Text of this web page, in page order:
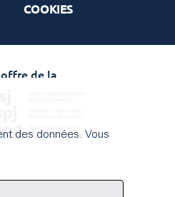
COOKIES
offre de la
des données. Vous